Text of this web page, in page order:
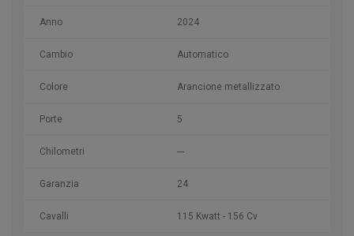
Anno 2024
Cambio Automatico
Colore Arancione metallizzato
Porte 5
Chilometri ---
Garanzia 24
Cavalli 115 Kwatt - 156 Cv